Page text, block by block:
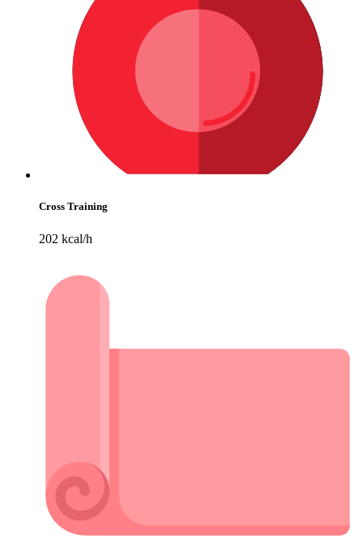
Cross Training
202 kcal/h